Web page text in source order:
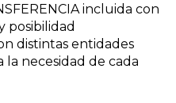
incluida con
posibilidad
distintas entidades
la necesidad de cada